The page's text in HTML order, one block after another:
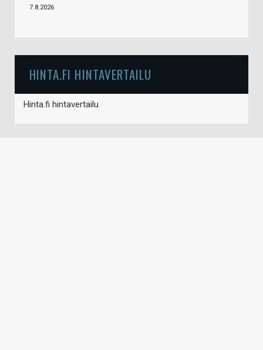
7.8.2026
HINTA.FI HINTAVERTAILU
Hinta.fi hintavertailu